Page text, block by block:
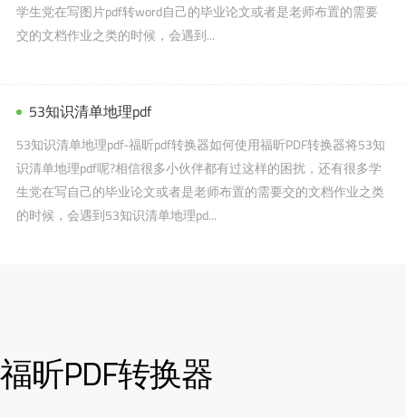
学生党在写图片pdf转word自己的毕业论文或者是老师布置的需要
交的文档作业之类的时候，会遇到...
53知识清单地理pdf
53知识清单地理pdf-福昕pdf转换器如何使用福昕PDF转换器将53知
识清单地理pdf呢?相信很多小伙伴都有过这样的困扰，还有很多学
生党在写自己的毕业论文或者是老师布置的需要交的文档作业之类
的时候，会遇到53知识清单地理pd...
福昕PDF转换器